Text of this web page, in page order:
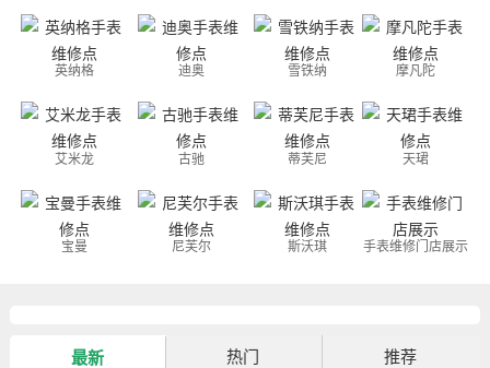
英纳格 迪奥 雪铁纳 摩凡陀
艾米龙 古驰 蒂芙尼 天珺
宝曼 尼芙尔 斯沃琪 手表维修门店展示
最新 热门 推荐